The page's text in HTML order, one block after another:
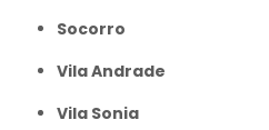
Socorro
Vila Andrade
Vila Sonia